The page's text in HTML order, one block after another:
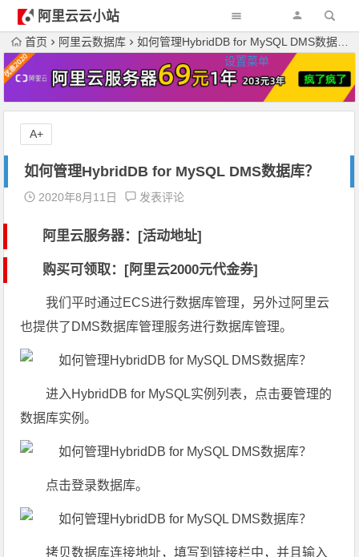
阿里云云小站
设置菜单
首页 阿里云数据库 如何管理HybridDB for MySQL DMS数据库？
如何管理HybridDB for MySQL DMS数据库？
2020年8月11日 发表评论
阿里云服务器：[活动地址]
购买可领取：[阿里云2000元代金券]
我们平时通过ECS进行数据库管理，另外过阿里云
也提供了DMS数据库管理服务进行数据库管理。
进入HybridDB for MySQL实例列表，点击要管理的
数据库实例。
点击登录数据库。
拷贝数据库连接地址，填写到链接栏中，并且输入
A+